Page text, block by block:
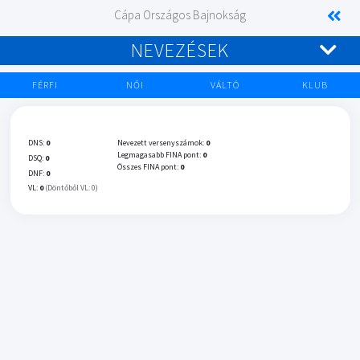
Cápa Országos Bajnokság
NEVEZÉSEK
FÉRFI NŐI VÁLTÓ KLUB
DNS: 0
DSQ: 0
DNF: 0
VL: 0 (Döntőből VL: 0)
Nevezett versenyszámok: 0
Legmagasabb FINA pont: 0
Összes FINA pont: 0